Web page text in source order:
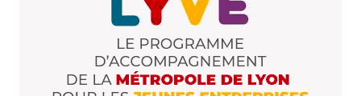
Votre adresse e-mail ne sera pas publiée.
Prévenez-moi de tous les nouveaux commentaires